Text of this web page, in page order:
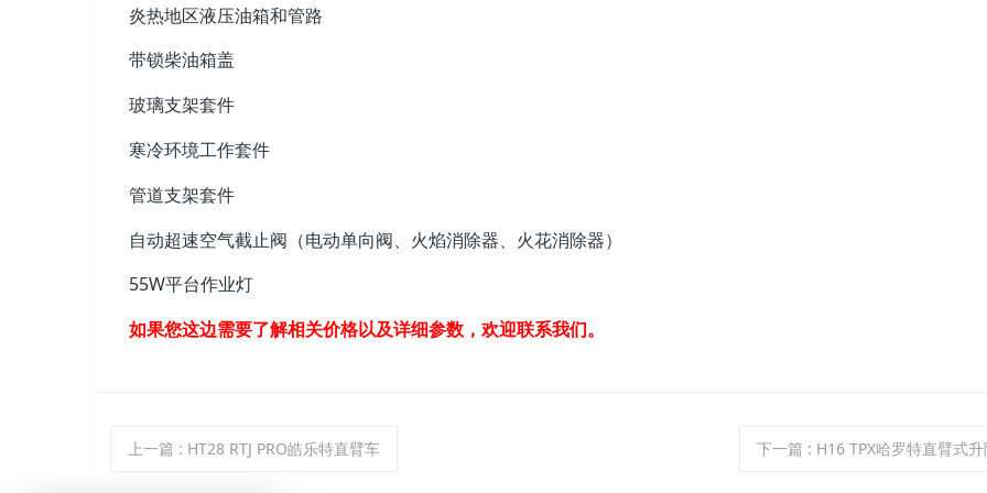
炎热地区液压油箱和管路
带锁柴油箱盖
玻璃支架套件
寒冷环境工作套件
管道支架套件
自动超速空气截止阀（电动单向阀、火焰消除器、火花消除器）
55W平台作业灯
如果您这边需要了解相关价格以及详细参数，欢迎联系我们。
上一篇 : HT28 RTJ PRO皓乐特直臂车 下一篇 : H16 TPX哈罗特直臂式